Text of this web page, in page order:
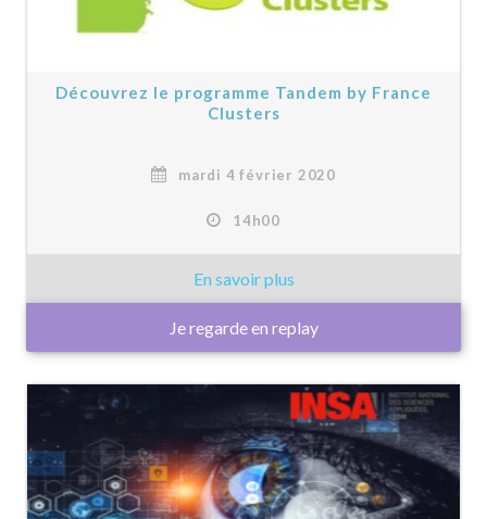
Découvrez le programme Tandem by France
Clusters
mardi 4 février 2020
14h00
Je regarde en replay